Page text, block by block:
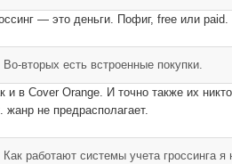
— это деньги. Пофиг, free или paid.
Во-вторых есть встроенные покупки.
и в Cover Orange. И точно также их
жанр не предрасполагает.
Как работают системы учета гроссинга